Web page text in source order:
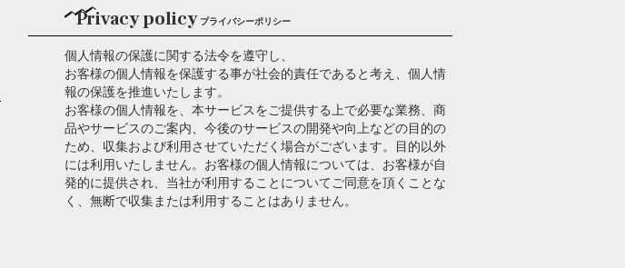
Privacy policy プライバシーポリシー
個人情報の保護に関する法令を遵守し、
お客様の個人情報を保護する事が社会的責任であると考え、個人情
報の保護を推進いたします。
お客様の個人情報を、本サービスをご提供する上で必要な業務、商
品やサービスのご案内、今後のサービスの開発や向上などの目的の
ため、収集および利用させていただく場合がございます。目的以外
には利用いたしません。お客様の個人情報については、お客様が自
発的に提供され、当社が利用することについてご同意を頂くことな
く、無断で収集または利用することはありません。